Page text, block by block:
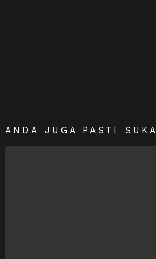
ANDA JUGA PASTI SUKA